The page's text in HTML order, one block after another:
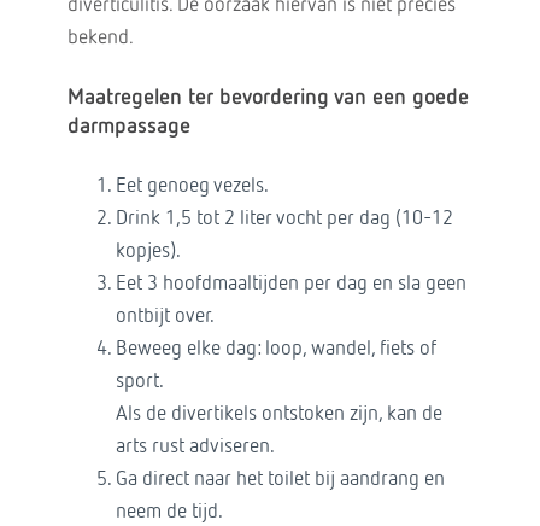
diverticulitis. De oorzaak hiervan is niet precies
bekend.
Maatregelen ter bevordering van een goede
darmpassage
Eet genoeg vezels.
Drink 1,5 tot 2 liter vocht per dag (10-12
kopjes).
Eet 3 hoofdmaaltijden per dag en sla geen
ontbijt over.
Beweeg elke dag: loop, wandel, fiets of
sport.
Als de divertikels ontstoken zijn, kan de
arts rust adviseren.
Ga direct naar het toilet bij aandrang en
neem de tijd.